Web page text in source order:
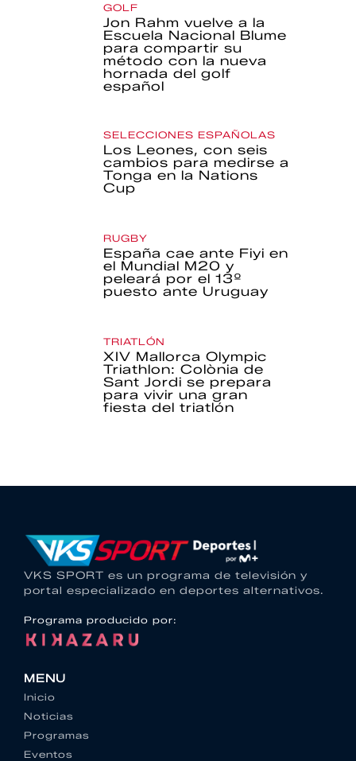
GOLF
Jon Rahm vuelve a la
Escuela Nacional Blume
para compartir su
método con la nueva
hornada del golf
español
SELECCIONES ESPAÑOLAS
Los Leones, con seis
cambios para medirse a
Tonga en la Nations
Cup
RUGBY
España cae ante Fiyi en
el Mundial M20 y
peleará por el 13º
puesto ante Uruguay
TRIATLÓN
XIV Mallorca Olympic
Triathlon: Colònia de
Sant Jordi se prepara
para vivir una gran
fiesta del triatlón
VKS SPORT es un programa de televisión y
portal especializado en deportes alternativos.
Programa producido por:
MENU
Inicio
Noticias
Programas
Eventos